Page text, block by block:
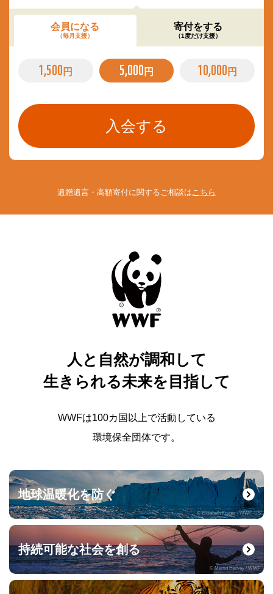
会員になる
（毎月支援）
寄付をする
（1度だけ支援）
1,500 円 5,000 円 10,000 円
遺贈遺言・高額寄付に関するご相談はこちら
人と自然が調和して
生きられる未来を目指して
WWFは100カ国以上で活動している
環境保全団体です。
地球温暖化を防ぐ
© Elisabeth Kruger / WWF-US
持続可能な社会を創る
© Martin Harvey / WWF